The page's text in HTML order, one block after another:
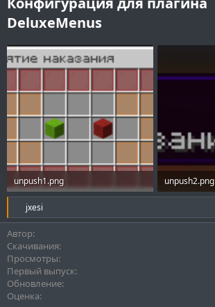
DeluxeMenus​
unpush1.png
7.1 KB · Просмотры: 560
unpush2.png
Р
е
к
ц
и
и
:
jxesi
Автор
Скачивания
Просмотры
Первый выпуск
Обновление
Оценка